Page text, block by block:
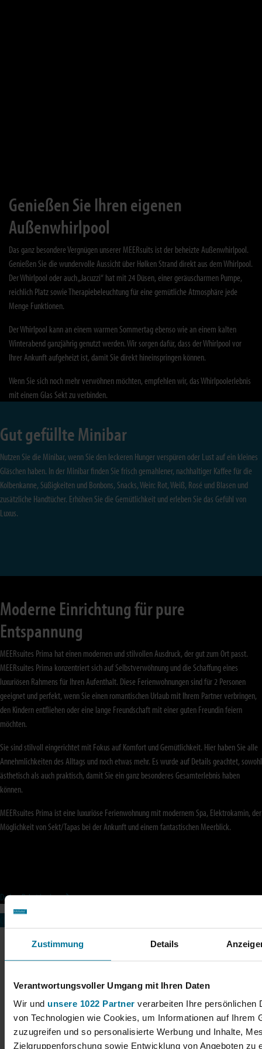
Zustimmung Details
Verantwortungsvoller Umgang mit Ihren Daten
Wir und unsere 1022 Partner verarbeiten Ihre persönlichen
von Technologien wie Cookies, um Informationen auf Ihrem
zuzugreifen und so personalisierte Werbung und Inhalte,
Zielgruppenforschung sowie Entwicklung von Angeboten zu
Genießen Sie Ihren eigenen
Außenwhirlpool
Das ganz besondere Vergnügen unserer MEERsuits ist der beheizte Außenwhirlpool.
Genießen Sie die wundervolle Aussicht über Hølken Strand direkt aus dem Whirlpool.
Der Whirlpool oder auch „Jacuzzi“ hat mit 24 Düsen, einer geräuscharmen Pumpe,
reichlich Platz sowie Therapiebeleuchtung für eine gemütliche Atmosphäre jede
Menge Funktionen.
Der Whirlpool kann an einem warmen Sommertag ebenso wie an einem kalten
Winterabend ganzjährig genutzt werden. Wir sorgen dafür, dass der Whirlpool vor
Ihrer Ankunft aufgeheizt ist, damit Sie direkt hineinspringen können.
Wenn Sie sich noch mehr verwöhnen möchten, empfehlen wir, das Whirlpoolerlebnis
mit einem Glas Sekt zu verbinden.
Gut gefüllte Minibar
Nutzen Sie die Minibar, wenn Sie den leckeren Hunger verspüren oder Lust auf ein kleines
Gläschen haben. In der Minibar finden Sie frisch gemahlener, nachhaltiger Kaffee für die
Kolbenkanne, Süßigkeiten und Bonbons, Snacks, Wein: Rot, Weiß, Rosé und Blasen und
zusätzliche Handtücher. Erhöhen Sie die Gemütlichkeit und erleben Sie das Gefühl von
Luxus.
Moderne Einrichtung für pure
Entspannung
MEERsuites Prima hat einen modernen und stilvollen Ausdruck, der gut zum Ort passt.
MEERsuites Prima konzentriert sich auf Selbstverwöhnung und die Schaffung eines
luxuriösen Rahmens für Ihren Aufenthalt. Diese Ferienwohnungen sind für 2 Personen
geeignet und perfekt, wenn Sie einen romantischen Urlaub mit Ihrem Partner verbringen,
den Kindern entfliehen oder eine lange Freundschaft mit einer guten Freundin feiern
möchten.
Sie sind stilvoll eingerichtet mit Fokus auf Komfort und Gemütlichkeit. Hier haben Sie alle
Annehmlichkeiten des Alltags und noch etwas mehr. Es wurde auf Details geachtet, sowohl
ästhetisch als auch praktisch, damit Sie ein ganz besonderes Gesamterlebnis haben
können.
MEERsuites Prima ist eine luxuriöse Ferienwohnung mit modernem Spa, Elektrokamin, der
Möglichkeit von Sekt/Tapas bei der Ankunft und einem fantastischen Meerblick.
De Lux-Paket buchen